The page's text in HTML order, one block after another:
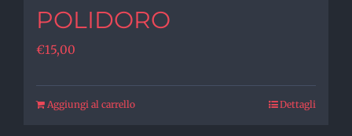
POLIDORO
€15,00
Aggiungi al carrello Dettagli